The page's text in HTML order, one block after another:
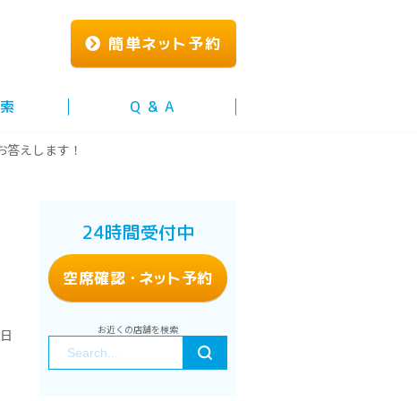
簡単ネッ ト予約
Q & A
えします！
24時間受付中
空席確認 ・ネット予約
お近くの店舗を検索